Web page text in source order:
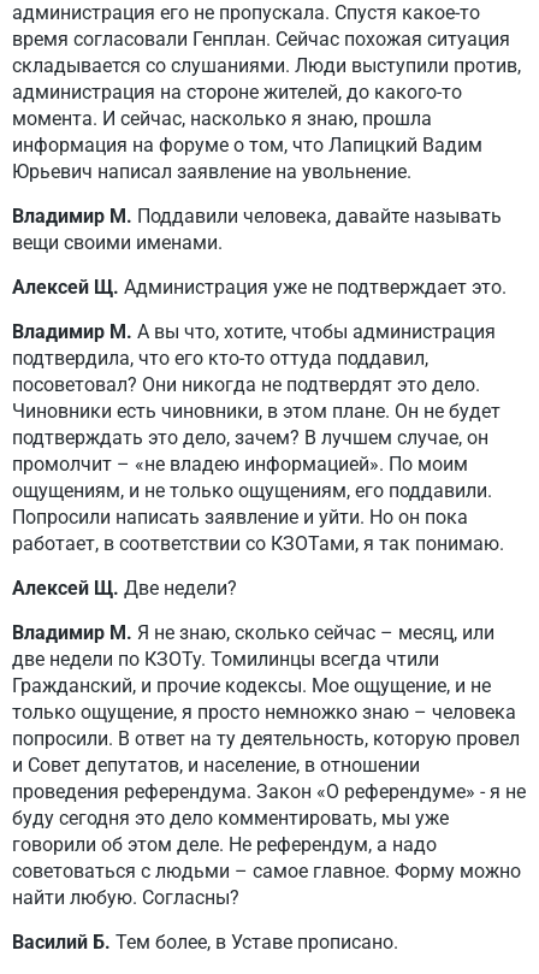
администрация его не пропускала. Спустя какое-то
время согласовали Генплан. Сейчас похожая ситуация
складывается со слушаниями. Люди выступили против,
администрация на стороне жителей, до какого-то
момента. И сейчас, насколько я знаю, прошла
информация на форуме о том, что Лапицкий Вадим
Юрьевич написал заявление на увольнение.
Владимир М. Поддавили человека, давайте называть
вещи своими именами.
Алексей Щ. Администрация уже не подтверждает это.
Владимир М. А вы что, хотите, чтобы администрация
подтвердила, что его кто-то оттуда поддавил,
посоветовал? Они никогда не подтвердят это дело.
Чиновники есть чиновники, в этом плане. Он не будет
подтверждать это дело, зачем? В лучшем случае, он
промолчит – «не владею информацией». По моим
ощущениям, и не только ощущениям, его поддавили.
Попросили написать заявление и уйти. Но он пока
работает, в соответствии со КЗОТами, я так понимаю.
Алексей Щ. Две недели?
Владимир М. Я не знаю, сколько сейчас – месяц, или
две недели по КЗОТу. Томилинцы всегда чтили
Гражданский, и прочие кодексы. Мое ощущение, и не
только ощущение, я просто немножко знаю – человека
попросили. В ответ на ту деятельность, которую провел
и Совет депутатов, и население, в отношении
проведения референдума. Закон «О референдуме» - я не
буду сегодня это дело комментировать, мы уже
говорили об этом деле. Не референдум, а надо
советоваться с людьми – самое главное. Форму можно
найти любую. Согласны?
Василий Б. Тем более, в Уставе прописано.